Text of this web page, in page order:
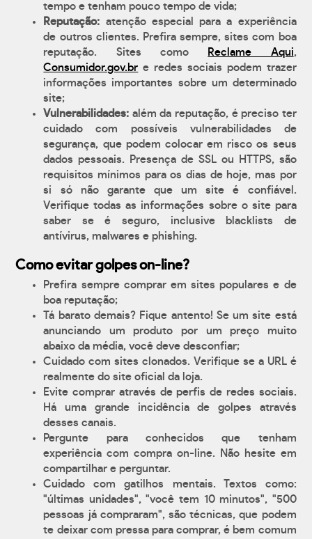
tempo e tenham pouco tempo de vida;
Reputação: atenção especial para a experiência
de outros clientes. Prefira sempre, sites com boa
reputação. Sites como
Reclame Aqui,
Consumidor.gov.br e redes sociais podem trazer
informações importantes sobre um determinado
site;
Vulnerabilidades: além da reputação, é preciso ter
cuidado com possíveis vulnerabilidades de
segurança, que podem colocar em risco os seus
dados pessoais. Presença de SSL ou HTTPS, são
requisitos mínimos para os dias de hoje, mas por
si só não garante que um site é confiável.
Verifique todas as informações sobre o site para
saber se é seguro, inclusive blacklists de
antívirus, malwares e phishing.
Como evitar golpes on-line?
Prefira sempre comprar em sites populares e de
boa reputação;
Tá barato demais? Fique antento! Se um site está
anunciando um produto por um preço muito
abaixo da média, você deve desconfiar;
Cuidado com sites clonados. Verifique se a URL é
realmente do site oficial da loja.
Evite comprar através de perfis de redes sociais.
Há uma grande incidência de golpes através
desses canais.
Pergunte para conhecidos que tenham
experiência com compra on-line. Não hesite em
compartilhar e perguntar.
Cuidado com gatilhos mentais. Textos como:
"últimas unidades", "você tem 10 minutos", "500
pessoas já compraram", são técnicas, que podem
te deixar com pressa para comprar, é bem comum